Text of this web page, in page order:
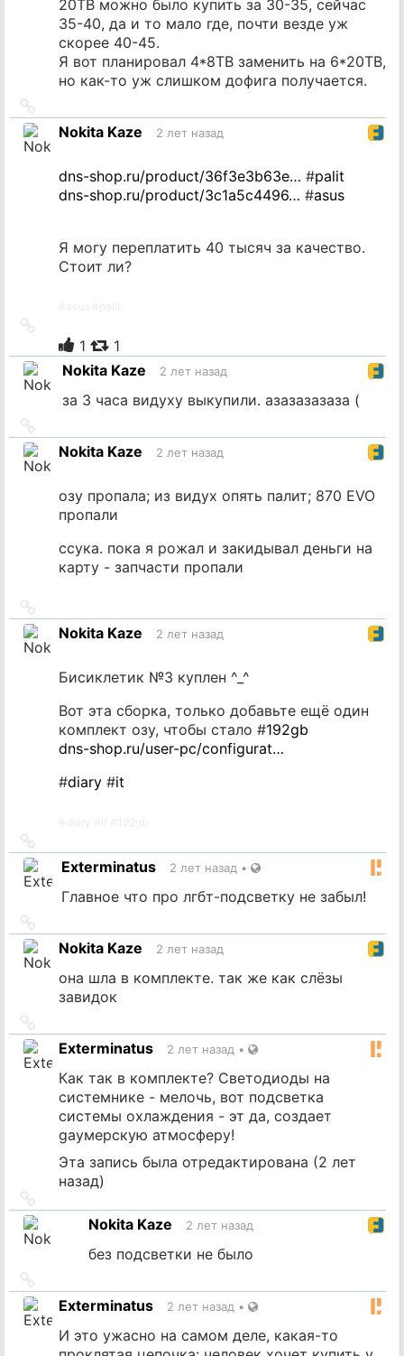
20TB можно было купить за 30-35, сейчас
35-40, да и то мало где, почти везде уж
скорее 40-45.
Я вот планировал 4*8TB заменить на 6*20TB,
но как-то уж слишком дофига получается.
на
источник
Nokita Kaze 2 лет назад
dns-shop.ru/product/36f3e3b63e… #palit
dns-shop.ru/product/3c1a5c4496… #asus
Я могу переплатить 40 тысяч за качество.
Стоит ли?
источник
1
1
Nokita Kaze
2 лет назад
за 3 часа видуху выкупили. азазазазаза (
на
источник
Nokita Kaze 2 лет назад
озу пропала; из видух опять палит; 870 EVO
пропали
ссука. пока я рожал и закидывал деньги на
карту - запчасти пропали
на
источник
Nokita Kaze 2 лет назад
Бисиклетик №3 куплен ^_^
Вот эта сборка, только добавьте ещё один
комплект озу, чтобы стало #192gb
dns-shop.ru/user-pc/configurat…
#diary #it
на
источникExterminatus 2 лет назад •
Главное что про лгбт-подсветку не забыл!
на
источник
Nokita Kaze 2 лет назад
она шла в комплекте. так же как слёзы
завидок
на
источник
Exterminatus 2 лет назад •
Как так в комплекте? Светодиоды на
системнике - мелочь, вот подсветка
системы охлаждения - эт да, создает
gayмерскую атмосферу!
Эта запись была отредактирована (2 лет
назад)
на
источникNokita Kaze 2 лет назад
без подсветки не было
на
источник
Exterminatus 2 лет назад •
И это ужасно на самом деле, какая-то